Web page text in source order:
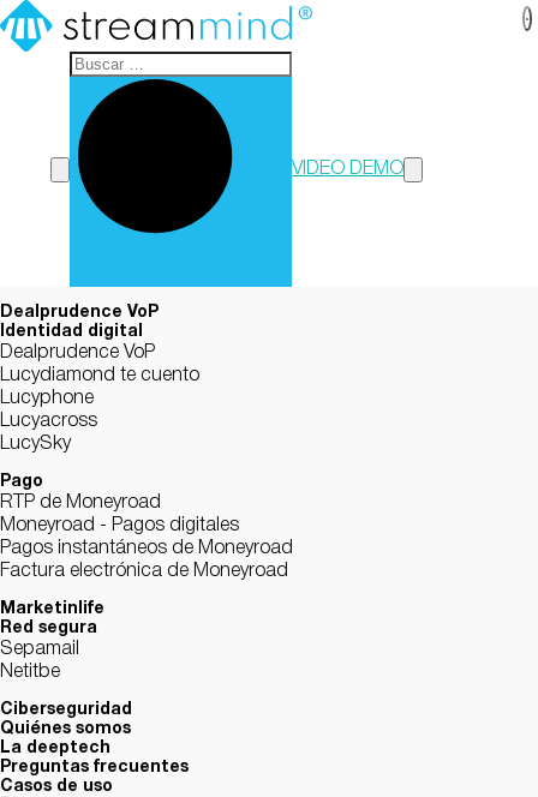
StreamMind
VIDEO DEMO
Dealprudence VoP
Identidad digital
Dealprudence VoP
Lucydiamond te cuento
Lucyphone
Lucyacross
LucySky
Pago
RTP de Moneyroad
Moneyroad - Pagos digitales
Pagos instantáneos de Moneyroad
Factura electrónica de Moneyroad
Marketinlife
Red segura
Sepamail
Netitbe
Ciberseguridad
Quiénes somos
La deeptech
Preguntas frecuentes
Casos de uso